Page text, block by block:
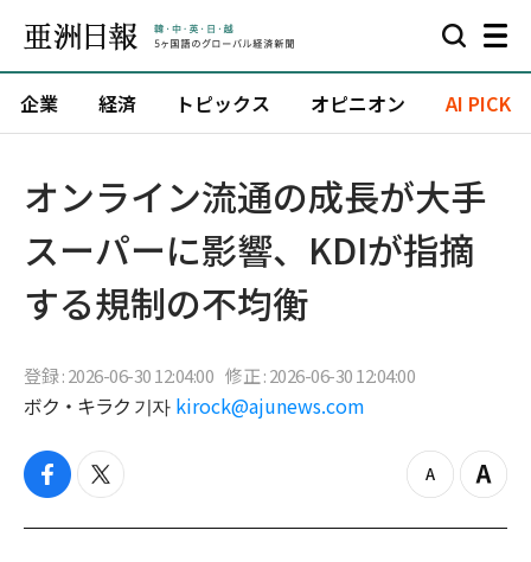
企業 経済 トピックス オピニオン AI PICK
オンライン流通の成長が大手
スーパーに影響、KDIが指摘
する規制の不均衡
登録 : 2026-06-30 12:04:00 修正 : 2026-06-30 12:04:00
ボク・キラク 기자 kirock@ajunews.com
f
c
t
i
z
o
Z
o